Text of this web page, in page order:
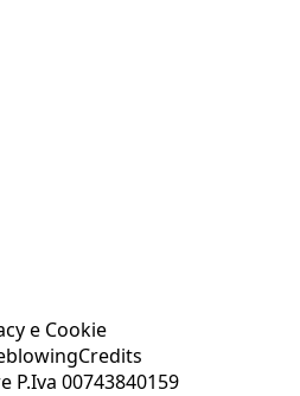
e Cookie
Credits
P.Iva 00743840159